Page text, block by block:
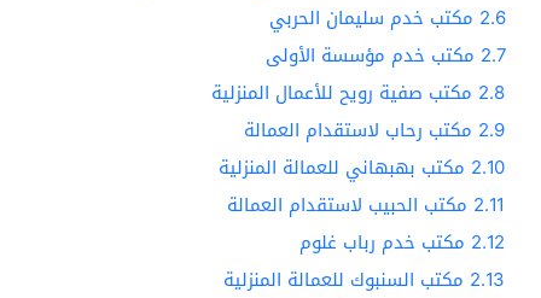
2.6 مكتب خدم سليمان الحربي
2.7 مكتب خدم مؤسسة الأولى
2.8 مكتب صفية رويح للأعمال المنزلية
2.9 مكتب رحاب لاستقدام العمالة
2.10 مكتب بهبهاني للعمالة المنزلية
2.11 مكتب الحبيب لاستقدام العمالة
2.12 مكتب خدم رباب غلوم
2.13 مكتب السنبوك للعمالة المنزلية